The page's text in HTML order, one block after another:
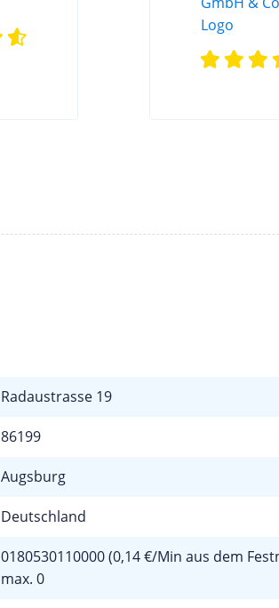
Radaustrasse 19
86199
Augsburg
Deutschland
0180530110000 (0,14 €/Min aus dem
max. 0